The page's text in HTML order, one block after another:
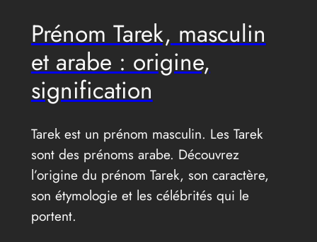
Prénom Tarek, masculin
et arabe : origine,
signification
Tarek est un prénom masculin. Les Tarek
sont des prénoms arabe. Découvrez
l’origine du prénom Tarek, son caractère,
son étymologie et les célébrités qui le
portent.